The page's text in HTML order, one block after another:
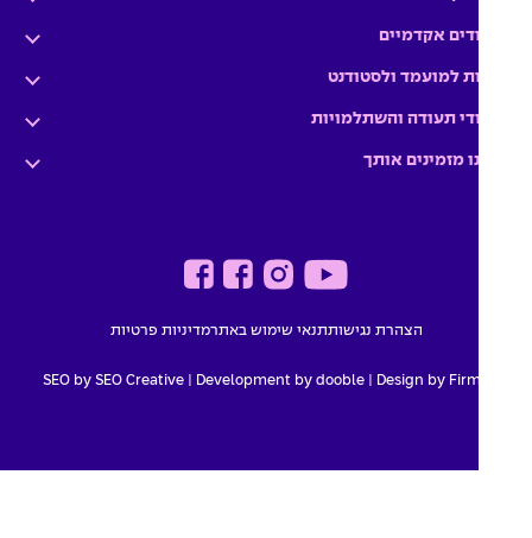
אקדמיים
למועמד ולסטודנט
תעודה והשתלמויות
מזמינים אותך
הצהרת נגישותתנאי שימוש באתרמדיניות פרטיות
Design by
Development by dooble
|
SEO by SEO Creative